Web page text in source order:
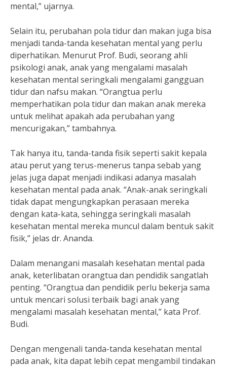
mental,” ujarnya.
Selain itu, perubahan pola tidur dan makan juga bisa
menjadi tanda-tanda kesehatan mental yang perlu
diperhatikan. Menurut Prof. Budi, seorang ahli
psikologi anak, anak yang mengalami masalah
kesehatan mental seringkali mengalami gangguan
tidur dan nafsu makan. “Orangtua perlu
memperhatikan pola tidur dan makan anak mereka
untuk melihat apakah ada perubahan yang
mencurigakan,” tambahnya.
Tak hanya itu, tanda-tanda fisik seperti sakit kepala
atau perut yang terus-menerus tanpa sebab yang
jelas juga dapat menjadi indikasi adanya masalah
kesehatan mental pada anak. “Anak-anak seringkali
tidak dapat mengungkapkan perasaan mereka
dengan kata-kata, sehingga seringkali masalah
kesehatan mental mereka muncul dalam bentuk sakit
fisik,” jelas dr. Ananda.
Dalam menangani masalah kesehatan mental pada
anak, keterlibatan orangtua dan pendidik sangatlah
penting. “Orangtua dan pendidik perlu bekerja sama
untuk mencari solusi terbaik bagi anak yang
mengalami masalah kesehatan mental,” kata Prof.
Budi.
Dengan mengenali tanda-tanda kesehatan mental
pada anak, kita dapat lebih cepat mengambil tindakan